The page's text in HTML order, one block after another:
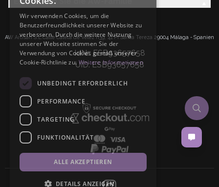
AW Artisan S.L.Calle Caleta de Velez n39, 41 PI Santa Tereza 29004 Málaga - Spanien
IdNr: ESB93657658
UID: ESB93657658
Wir verwenden Cookies, um die
Benutzerfreundlichkeit unserer Website zu
verbessern. Durch die weitere Nutzung
unserer Webseite stimmen Sie der
Verwendung von Cookies gemäß unserer
Cookie-Richtlinie zu. Weitere Informationen
UNBEDINGT ERFORDERLICH
PERFORMANCE
TARGETING
FUNKTIONALITÄT
ALLE AKZEPTIEREN
DETAILS ANZEIGEN